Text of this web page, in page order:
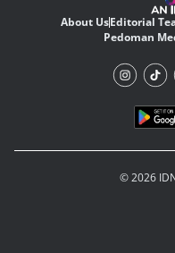
About UsEditorial
Pedoman
© 2026